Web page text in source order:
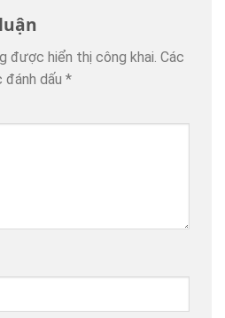
được hiển thị công khai. Các
dấu *